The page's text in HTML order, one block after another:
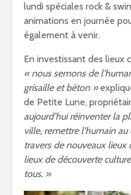
lundi spéciales rock &
animations en journée
également à venir.
En investissant des lieux
« nous semons de
grisaille et béton »
de Petite Lune,
aujourd’hui réinventer la
ville, remettre l’humain
travers de nouveaux lieux
lieux de découverte
tous. »